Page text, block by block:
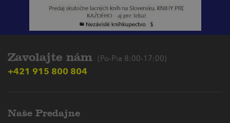
Zavolajte nám (Po-Pia 8:00-17:00)
+421 915 800 804
Naše Predajne